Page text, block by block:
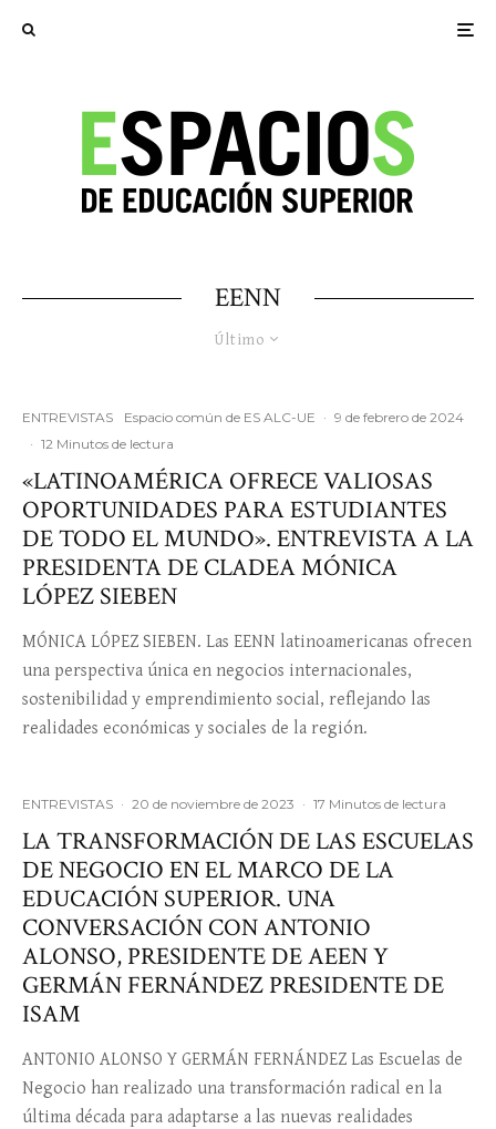
EENN
Último
ENTREVISTAS Espacio común de ES ALC-UE · 9 de febrero de 2024
· 12 Minutos de lectura
«LATINOAMÉRICA OFRECE VALIOSAS
OPORTUNIDADES PARA ESTUDIANTES
DE TODO EL MUNDO». ENTREVISTA A LA
PRESIDENTA DE CLADEA MÓNICA
LÓPEZ SIEBEN
MÓNICA LÓPEZ SIEBEN. Las EENN latinoamericanas ofrecen
una perspectiva única en negocios internacionales,
sostenibilidad y emprendimiento social, reflejando las
realidades económicas y sociales de la región.
ENTREVISTAS · 20 de noviembre de 2023 · 17 Minutos de lectura
LA TRANSFORMACIÓN DE LAS ESCUELAS
DE NEGOCIO EN EL MARCO DE LA
EDUCACIÓN SUPERIOR. UNA
CONVERSACIÓN CON ANTONIO
ALONSO, PRESIDENTE DE AEEN Y
GERMÁN FERNÁNDEZ PRESIDENTE DE
ISAM
ANTONIO ALONSO Y GERMÁN FERNÁNDEZ Las Escuelas de
Negocio han realizado una transformación radical en la
última década para adaptarse a las nuevas realidades